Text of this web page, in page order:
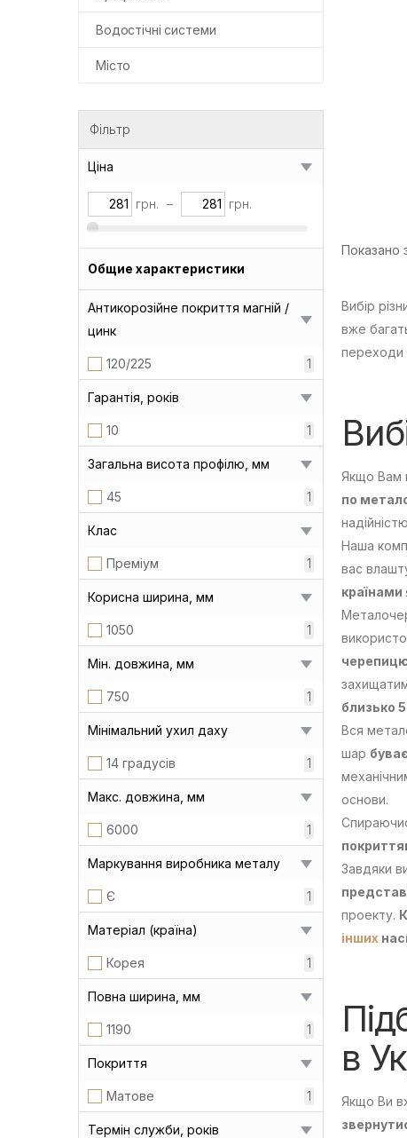
Водостічні системи
Місто
Фільтр
Ціна
грн. – грн.
Общие характеристики
Антикорозійне покриття магній /
цинк
120/225 1
Гарантія, років
10 1
Загальна висота профілю, мм
45 1
Клас
Преміум 1
Корисна ширина, мм
1050 1
Мін. довжина, мм
750 1
Мінімальний ухил даху
14 градусів 1
Макс. довжина, мм
6000 1
Маркування виробника металу
Є 1
Матеріал (країна)
Корея 1
Повна ширина, мм
1190 1
Покриття
Матове 1
Термін служби, років
Показано
Вибір
вже
переходи
Якщо Вам
по
Наша
вас
країнами
близько
Вся
шар буває
основи.
Завдяки
проекту.
інших
в
Якщо Ви